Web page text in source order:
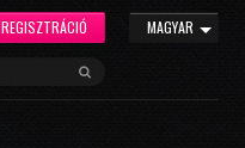
MAGYAR
REGISZTRÁCIÓ